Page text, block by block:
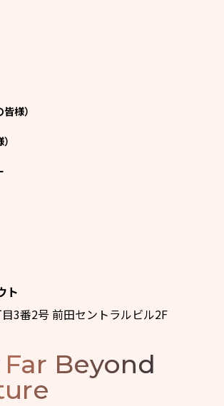
ト
3番2号 前田セントラルビル2F
様）
Far Beyond